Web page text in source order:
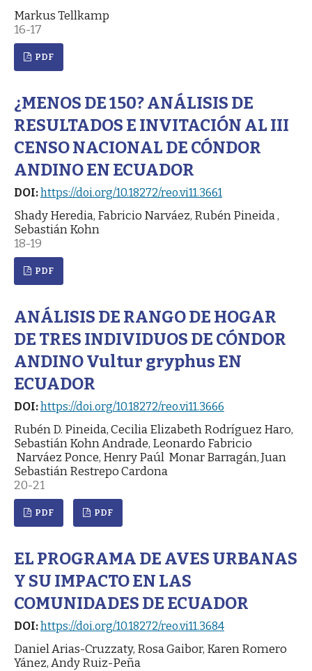
Markus Tellkamp
16-17
PDF
¿MENOS DE 150? ANÁLISIS DE
RESULTADOS E INVITACIÓN AL III
CENSO NACIONAL DE CÓNDOR
ANDINO EN ECUADOR
DOI:https://doi.org/10.18272/reo.vi11.3661
Shady Heredia, Fabricio Narváez, Rubén Pineida ,
Sebastián Kohn
18-19
PDF
ANÁLISIS DE RANGO DE HOGAR
DE TRES INDIVIDUOS DE CÓNDOR
ANDINO Vultur gryphus EN
ECUADOR
DOI:https://doi.org/10.18272/reo.vi11.3666
Rubén D. Pineida, Cecilia Elizabeth Rodríguez Haro,
Sebastián Kohn Andrade, Leonardo Fabricio
Narváez Ponce, Henry Paúl Monar Barragán, Juan
Sebastián Restrepo Cardona
20-21
PDF PDF
EL PROGRAMA DE AVES URBANAS
Y SU IMPACTO EN LAS
COMUNIDADES DE ECUADOR
DOI:https://doi.org/10.18272/reo.vi11.3684
Daniel Arias-Cruzzaty, Rosa Gaibor, Karen Romero
Yánez, Andy Ruiz-Peña